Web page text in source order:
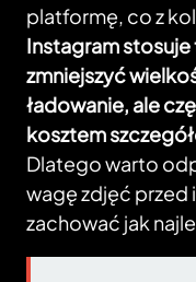
platformę, co z
Instagram
zmniejszyć
ładowanie, ale
kosztem
Dlatego warto
wagę zdjęć przed
zachować jak